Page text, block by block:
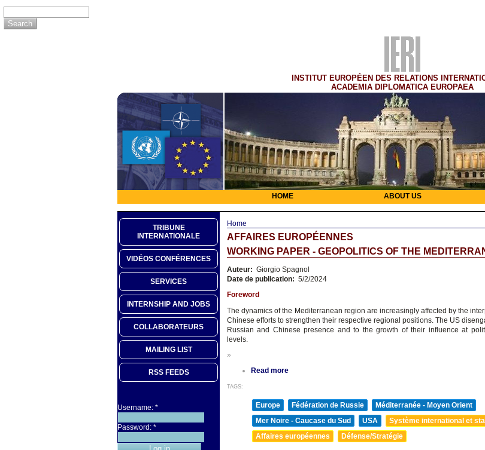
INSTITUT EUROPÉEN DES RELATIONS
ACADEMIA DIPLOMATICA EUROPAEA
HOME ABOUT US
TRIBUNE
INTERNATIONALE
VIDÉOS CONFÉRENCES
SERVICES
INTERNSHIP AND JOBS
COLLABORATEURS
MAILING LIST
RSS FEEDS
Username: *
Password: *
Home
AFFAIRES EUROPÉENNES
WORKING PAPER - GEOPOLITICS OF THE
Auteur: Giorgio Spagnol
Date de publication: 5/2/2024
Foreword
The dynamics of the Mediterranean region are increasingly affected by the
Chinese efforts to strengthen their respective regional positions. The US
Russian and Chinese presence and to the growth of their influence at
levels.
»
Read more
TAGS:
Europe Fédération de Russie
Méditerranée - Moyen Orient
Mer Noire - Caucase du Sud
USA
Système international et
Affaires européennes
Défense/Stratégie